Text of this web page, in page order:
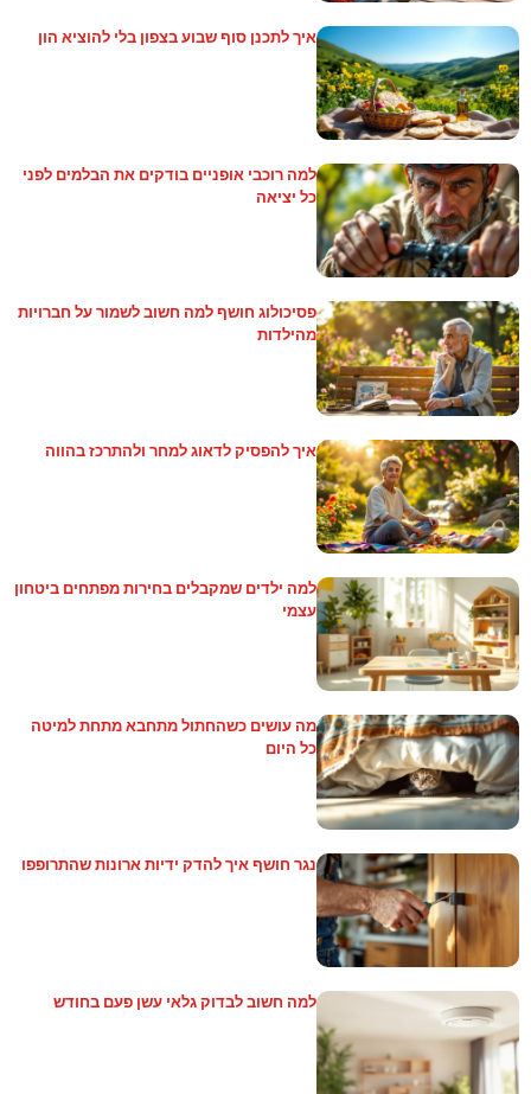
איך לתכנן סוף שבוע בצפון בלי להוציא הון
למה רוכבי אופניים בודקים את הבלמים לפני
כל יציאה
פסיכולוג חושף למה חשוב לשמור על חברויות
מהילדות
איך להפסיק לדאוג למחר ולהתרכז בהווה
למה ילדים שמקבלים בחירות מפתחים ביטחון
עצמי
מה עושים כשהחתול מתחבא מתחת למיטה
כל היום
נגר חושף איך להדק ידיות ארונות שהתרופפו
למה חשוב לבדוק גלאי עשן פעם בחודש